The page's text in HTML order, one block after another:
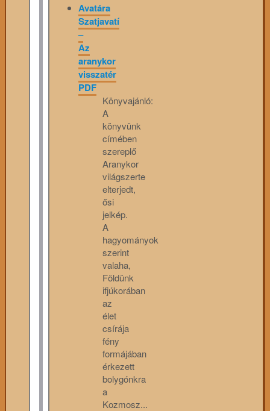
Avatára
Szatjavatí
–
Az
aranykor
visszatér
PDF
Könyvajánló:
A
könyvünk
címében
szereplő
Aranykor
világszerte
elterjedt,
ősi
jelkép.
A
hagyományok
szerint
valaha,
Földünk
ifjúkorában
az
élet
csírája
fény
formájában
érkezett
bolygónkra
a
Kozmosz...